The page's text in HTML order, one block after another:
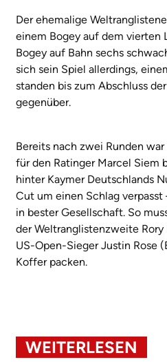
Der ehemalige
einem Bogey auf dem vierten
Bogey auf Bahn sechs
sich sein Spiel allerdings,
standen bis zum Abschluss
gegenüber.
Bereits nach zwei Runden war
für den Ratinger Marcel Siem
hinter Kaymer Deutschlands
Cut um einen Schlag
in bester Gesellschaft. So
der Weltranglistenzweite
US-Open-Sieger Justin Rose
Koffer packen.
WEITERLESEN